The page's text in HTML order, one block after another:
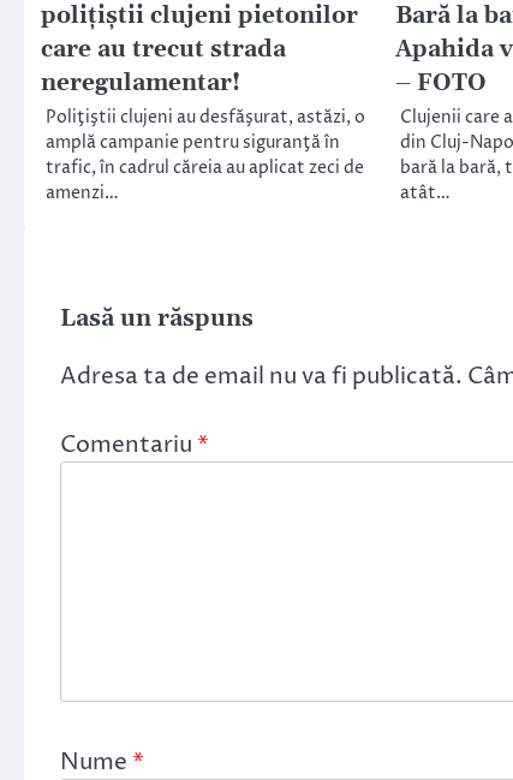
poliţiştii clujeni pietonilor
care au trecut strada
neregulamentar!
Poliţiştii clujeni au desfăşurat, astăzi, o
amplă campanie pentru siguranţă în
trafic, în cadrul căreia au aplicat zeci de
amenzi…
Bară la
Apahida
– FOTO
Clujenii care
din Cluj-
bară la bară,
atât…
Lasă un răspuns
Adresa ta de email nu va fi publicată.
Comentariu *
Nume *